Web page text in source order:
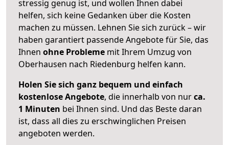
stressig genug ist, und wollen Ihnen dabei
helfen, sich keine Gedanken über die Kosten
machen zu müssen. Lehnen Sie sich zurück – wir
haben garantiert passende Angebote für Sie, das
Ihnen ohne Probleme mit Ihrem Umzug von
Oberhausen nach Riedenburg helfen kann.
Holen Sie sich ganz bequem und einfach
kostenlose Angebote, die innerhalb von nurca.
1 Minuten bei Ihnen sind. Und das Beste daran
ist, dass all dies zu erschwinglichen Preisen
angeboten werden.